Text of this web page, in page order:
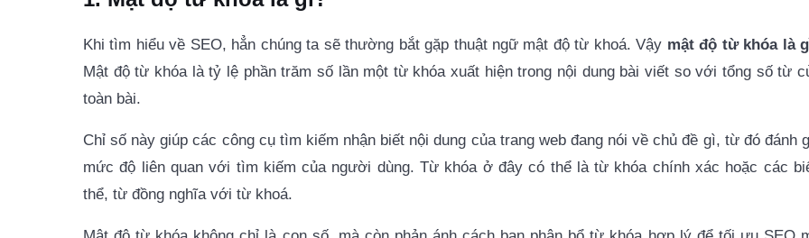
Khi tìm hiểu về SEO, hẳn chúng ta sẽ thường bắt gặp thuật ngữ mật độ từ khoá. Vậy mật độ từ khóa là
Mật độ từ khóa là tỷ lệ phần trăm số lần một từ khóa xuất hiện trong nội dung bài viết so với tổng số từ
toàn bài.
Chỉ số này giúp các công cụ tìm kiếm nhận biết nội dung của trang web đang nói về chủ đề gì, từ đó đánh
mức độ liên quan với tìm kiếm của người dùng. Từ khóa ở đây có thể là từ khóa chính xác hoặc các
thể, từ đồng nghĩa với từ khoá.